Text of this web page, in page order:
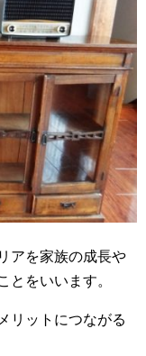
アを家族の成長や
とをいいます。
リットにつながる